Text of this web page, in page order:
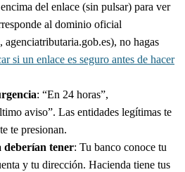
del enlace (sin pulsar) para ver
al dominio oficial
agenciatributaria.gob.es), no hagas
si un enlace es seguro antes de hacer
: “En 24 horas”,
aviso”. Las entidades legítimas te
te presionan.
deberían tener: Tu banco conoce tu
y tu dirección. Hacienda tiene tus